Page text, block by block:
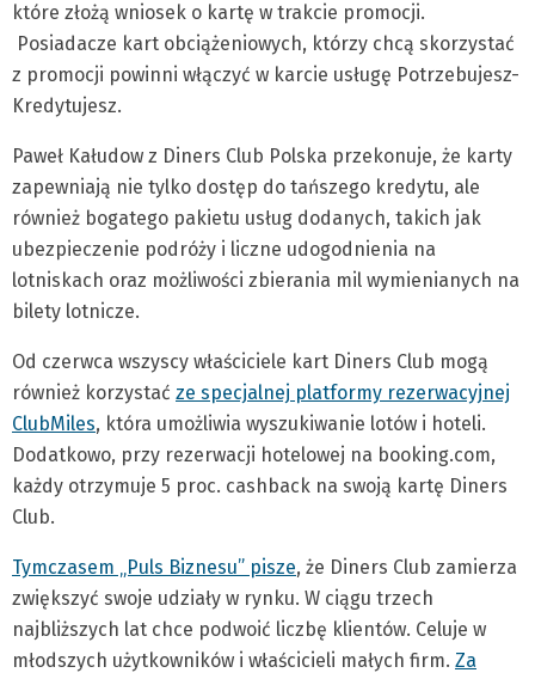
które złożą wniosek o kartę w trakcie promocji.
Posiadacze kart obciążeniowych, którzy chcą skorzystać
z promocji powinni włączyć w karcie usługę Potrzebujesz-
Kredytujesz.
Paweł Kałudow z Diners Club Polska przekonuje, że karty
zapewniają nie tylko dostęp do tańszego kredytu, ale
również bogatego pakietu usług dodanych, takich jak
ubezpieczenie podróży i liczne udogodnienia na
lotniskach oraz możliwości zbierania mil wymienianych na
bilety lotnicze.
Od czerwca wszyscy właściciele kart Diners Club mogą
również korzystać ze specjalnej platformy rezerwacyjnej
ClubMiles, która umożliwia wyszukiwanie lotów i hoteli.
Dodatkowo, przy rezerwacji hotelowej na booking.com,
każdy otrzymuje 5 proc. cashback na swoją kartę Diners
Club.
Tymczasem „Puls Biznesu” pisze, że Diners Club zamierza
zwiększyć swoje udziały w rynku. W ciągu trzech
najbliższych lat chce podwoić liczbę klientów. Celuje w
młodszych użytkowników i właścicieli małych firm. Za